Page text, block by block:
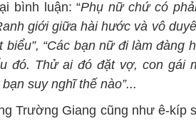
bình luận: “Phụ nữ chứ có
giới giữa hài hước và vô
“Các bạn nữ đi làm đàng
đó. Thử ai đó đặt vợ, con gái
suy nghĩ thế nào”...
Trường Giang cũng như ê-kíp